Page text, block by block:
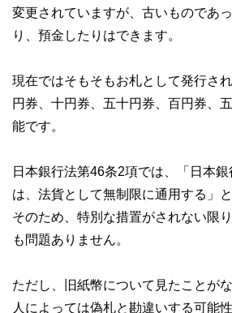
変更されていますが、古いものであ
り、預金したりはできます。
現在ではそもそもお札として発行さ
円券、十円券、五十円券、百円券、
能です。
日本銀行法第46条2項では、「日本
は、法貨として無制限に通用する」
そのため、特別な措置がされない限
も問題ありません。
ただし、旧紙幣について見たことが
人によっては偽札と勘違いする可能